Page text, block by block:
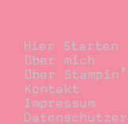
Hier Starten
Über mich
Über
Kontakt
Impressum